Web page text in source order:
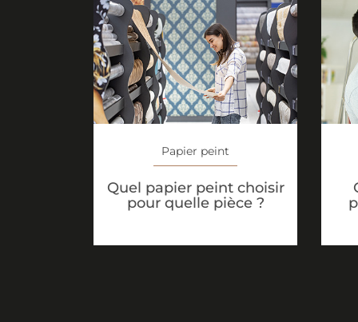
Papier peint
Quel papier peint choisir
pour quelle pièce ?